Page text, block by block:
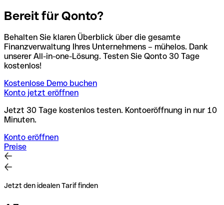
Bereit für Qonto?
Behalten Sie klaren Überblick über die gesamte
Finanzverwaltung Ihres Unternehmens – mühelos. Dank
unserer All-in-one-Lösung. Testen Sie Qonto 30 Tage
kostenlos!
Kostenlose Demo buchen
Konto jetzt eröffnen
Jetzt 30 Tage kostenlos testen. Kontoeröffnung in nur 10
Minuten.
Konto eröffnen
Preise
Jetzt den idealen Tarif finden